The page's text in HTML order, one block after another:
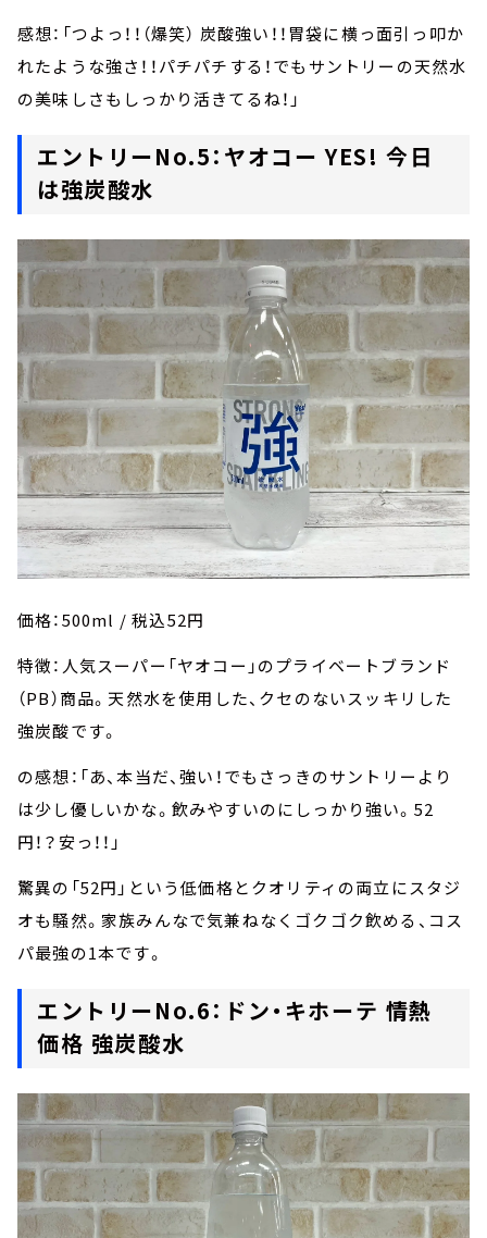
感想：「つよっ！！（爆笑） 炭酸強い！！胃袋に横っ面引っ叩か
れたような強さ！！パチパチする！でもサントリーの天然水
の美味しさもしっかり活きてるね！」
エントリーNo.5：ヤオコー YES! 今日
は強炭酸水
価格：500ml / 税込52円
特徴：人気スーパー「ヤオコー」のプライベートブランド
（PB）商品。天然水を使用した、クセのないスッキリした
強炭酸です。
の感想：「あ、本当だ、強い！でもさっきのサントリーより
は少し優しいかな。飲みやすいのにしっかり強い。52
円！？安っ！！」
驚異の「52円」という低価格とクオリティの両立にスタジ
オも騒然。家族みんなで気兼ねなくゴクゴク飲める、コス
パ最強の1本です。
エントリーNo.6：ドン・キホーテ 情熱
価格 強炭酸水